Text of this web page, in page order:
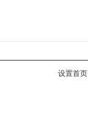
设置首页